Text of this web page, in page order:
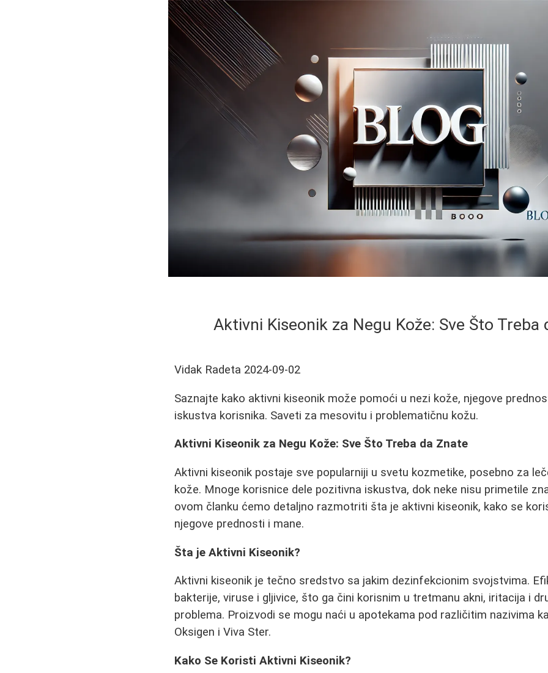
Aktivni Kiseonik za Negu Kože: Sve Što Treba
Vidak Radeta 2024-09-02
Saznajte kako aktivni kiseonik može pomoći u nezi kože, njegove
iskustva korisnika. Saveti za mesovitu i problematičnu kožu.
Aktivni Kiseonik za Negu Kože: Sve Što Treba da Znate
Aktivni kiseonik postaje sve popularniji u svetu kozmetike, posebno za
kože. Mnoge korisnice dele pozitivna iskustva, dok neke nisu primetile
ovom članku ćemo detaljno razmotriti šta je aktivni kiseonik, kako se
njegove prednosti i mane.
Šta je Aktivni Kiseonik?
Aktivni kiseonik je tečno sredstvo sa jakim dezinfekcionim svojstvima.
bakterije, viruse i gljivice, što ga čini korisnim u tretmanu akni, iritacija i
problema. Proizvodi se mogu naći u apotekama pod različitim nazivima
Oksigen i Viva Ster.
Kako Se Koristi Aktivni Kiseonik?